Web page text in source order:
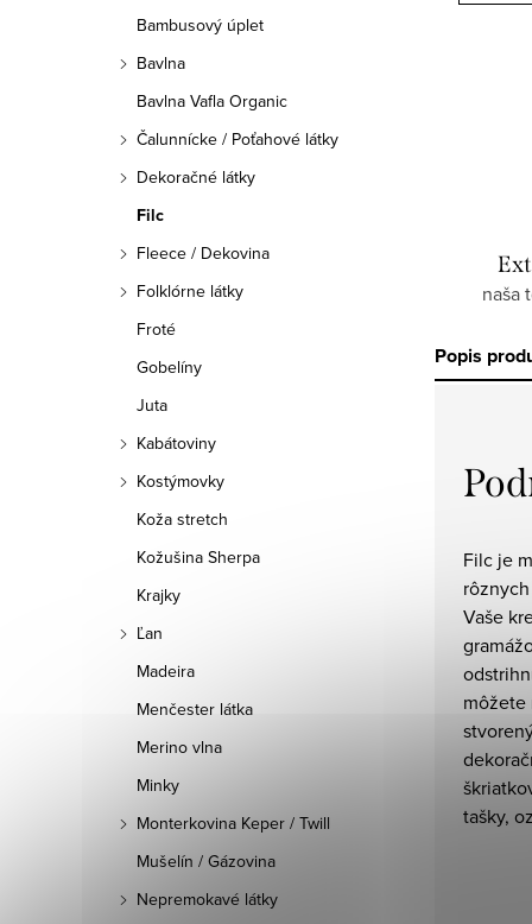
Bambusový úplet
Bavlna
Bavlna Vafla Organic
Čalunnícke / Poťahové látky
Dekoračné látky
Filc
Fleece / Dekovina
Folklórne látky
Froté
Gobelíny
Juta
Kabátoviny
Kostýmovky
Koža stretch
Kožušina Sherpa
Krajky
Ľan
Madeira
Menčester látka
Merino vlna
Minky
Monterkovina Keper / Twill
Mušelín / Gázovina
Nepremokavé látky
naša
Popis
Filc je
Vaše
môžete
tašky,